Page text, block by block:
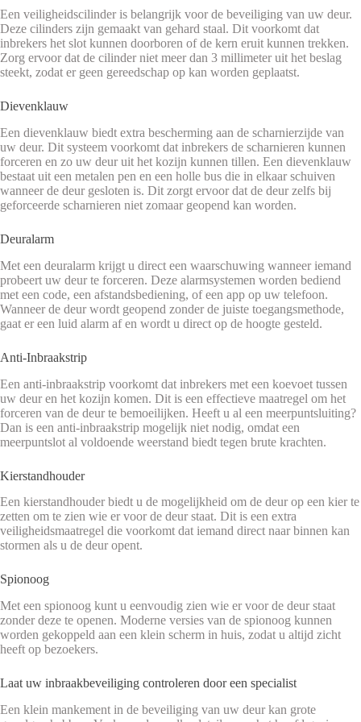
Een veiligheidscilinder is belangrijk voor de beveiliging van uw deur.
Deze cilinders zijn gemaakt van gehard staal. Dit voorkomt dat
inbrekers het slot kunnen doorboren of de kern eruit kunnen trekken.
Zorg ervoor dat de cilinder niet meer dan 3 millimeter uit het beslag
steekt, zodat er geen gereedschap op kan worden geplaatst.
Dievenklauw
Een dievenklauw biedt extra bescherming aan de scharnierzijde van
uw deur. Dit systeem voorkomt dat inbrekers de scharnieren kunnen
forceren en zo uw deur uit het kozijn kunnen tillen. Een dievenklauw
bestaat uit een metalen pen en een holle bus die in elkaar schuiven
wanneer de deur gesloten is. Dit zorgt ervoor dat de deur zelfs bij
geforceerde scharnieren niet zomaar geopend kan worden.
Deuralarm
Met een deuralarm krijgt u direct een waarschuwing wanneer iemand
probeert uw deur te forceren. Deze alarmsystemen worden bediend
met een code, een afstandsbediening, of een app op uw telefoon.
Wanneer de deur wordt geopend zonder de juiste toegangsmethode,
gaat er een luid alarm af en wordt u direct op de hoogte gesteld.
Anti-Inbraakstrip
Een anti-inbraakstrip voorkomt dat inbrekers met een koevoet tussen
uw deur en het kozijn komen. Dit is een effectieve maatregel om het
forceren van de deur te bemoeilijken. Heeft u al een meerpuntsluiting?
Dan is een anti-inbraakstrip mogelijk niet nodig, omdat een
meerpuntslot al voldoende weerstand biedt tegen brute krachten.
Kierstandhouder
Een kierstandhouder biedt u de mogelijkheid om de deur op een kier te
zetten om te zien wie er voor de deur staat. Dit is een extra
veiligheidsmaatregel die voorkomt dat iemand direct naar binnen kan
stormen als u de deur opent.
Spionoog
Met een spionoog kunt u eenvoudig zien wie er voor de deur staat
zonder deze te openen. Moderne versies van de spionoog kunnen
worden gekoppeld aan een klein scherm in huis, zodat u altijd zicht
heeft op bezoekers.
Laat uw inbraakbeveiliging controleren door een specialist
Een klein mankement in de beveiliging van uw deur kan grote